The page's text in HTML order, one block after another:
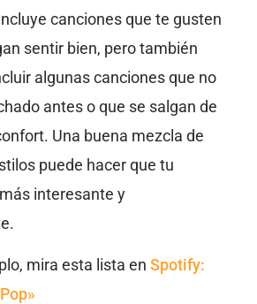
canciones que te gusten
sentir bien, pero también
algunas canciones que no
antes o que se salgan de
Una buena mezcla de
puede hacer que tu
interesante y
mira esta lista en Spotify: